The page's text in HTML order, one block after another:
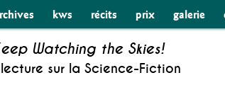
kws récits prix galerie
Watching the Skies!
sur la Science-Fiction